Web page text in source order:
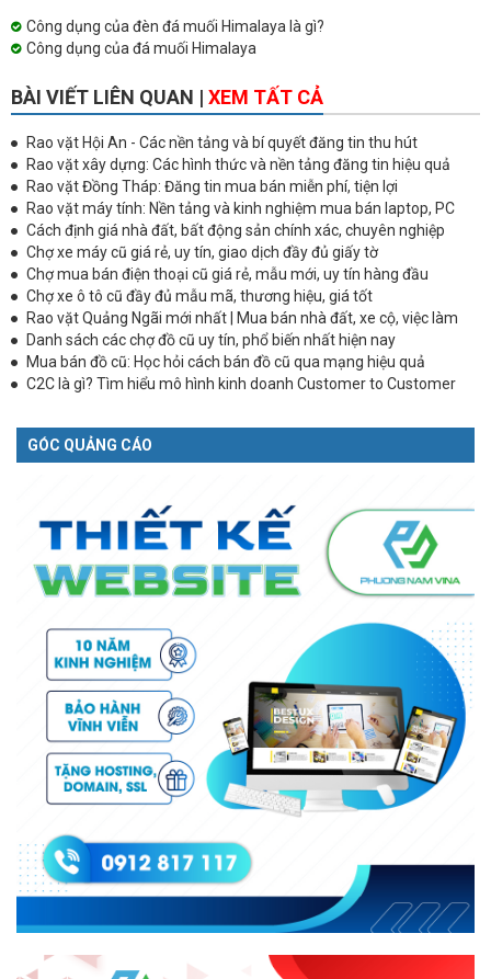
Công dụng của đèn đá muối Himalaya là gì?
Công dụng của đá muối Himalaya
BÀI VIẾT LIÊN QUAN | XEM TẤT CẢ
Rao vặt Hội An - Các nền tảng và bí quyết đăng tin thu hút
Rao vặt xây dựng: Các hình thức và nền tảng đăng tin hiệu quả
Rao vặt Đồng Tháp: Đăng tin mua bán miễn phí, tiện lợi
Rao vặt máy tính: Nền tảng và kinh nghiệm mua bán laptop, PC
Cách định giá nhà đất, bất động sản chính xác, chuyên nghiệp
Chợ xe máy cũ giá rẻ, uy tín, giao dịch đầy đủ giấy tờ
Chợ mua bán điện thoại cũ giá rẻ, mẫu mới, uy tín hàng đầu
Chợ xe ô tô cũ đầy đủ mẫu mã, thương hiệu, giá tốt
Rao vặt Quảng Ngãi mới nhất | Mua bán nhà đất, xe cộ, việc làm
Danh sách các chợ đồ cũ uy tín, phổ biến nhất hiện nay
Mua bán đồ cũ: Học hỏi cách bán đồ cũ qua mạng hiệu quả
C2C là gì? Tìm hiểu mô hình kinh doanh Customer to Customer
GÓC QUẢNG CÁO